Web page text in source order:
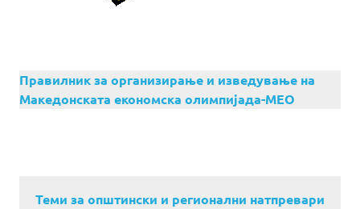
Правилник за организирање и изведување на
Македонската економска олимпијада-МЕО
Теми за општински и регионални натпревари